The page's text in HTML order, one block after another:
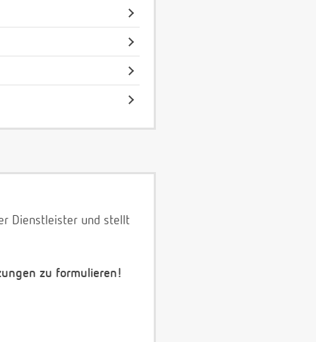
Dienstleister und stellt
zu formulieren!